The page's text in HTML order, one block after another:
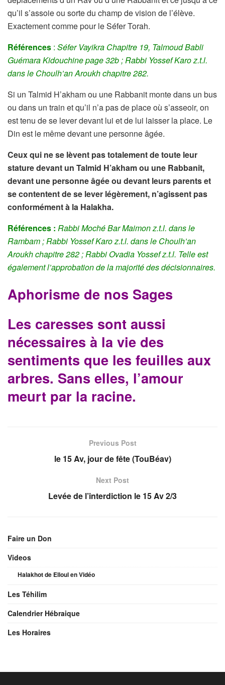
qu’il s’assoie ou sorte du champ de vision de l’élève.
Exactement comme pour le Séfer Torah.
Références : Séfer Vayikra Chapitre 19, Talmoud Babli
Guémara Kidouchine page 32b ; Rabbi Yossef Karo z.t.l.
dans le Choulh’an Aroukh chapitre 282.
Si un Talmid H’akham ou une Rabbanit monte dans un bus
ou dans un train et qu’il n’a pas de place où s’asseoir, on
est tenu de se lever devant lui et de lui laisser la place. Le
Din est le même devant une personne âgée.
Ceux qui ne se lèvent pas totalement de toute leur
stature devant un Talmid H’akham ou une Rabbanit,
devant une personne âgée ou devant leurs parents et
se contentent de se lever légèrement, n’agissent pas
conformément à la Halakha.
Références : Rabbi Moché Bar Maimon z.t.l. dans le
Rambam ; Rabbi Yossef Karo z.t.l. dans le Choulh’an
Aroukh chapitre 282 ; Rabbi Ovadia Yossef z.t.l. Telle est
également l’approbation de la majorité des décisionnaires.
Aphorisme de nos Sages
Les caresses sont aussi
nécessaires à la vie des
sentiments que les feuilles aux
arbres. Sans elles, l’amour
meurt par la racine.
Previous Post
le 15 Av, jour de fête (TouBéav)
Next Post
Levée de l’interdiction le 15 Av 2/3
Faire un Don
Videos
Halakhot de Elloul en Vidéo
Les Téhilim
Calendrier Hébraique
Les Horaires